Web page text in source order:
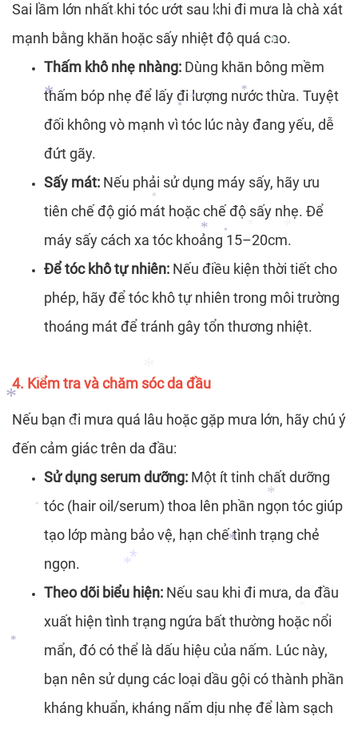
*
*
*
*
*
*
*
*
*
*
*
*
*
*
*
*
*
Sai lầm lớn nhất khi tóc ướt sau khi đi mưa là chà xát
mạnh bằng khăn hoặc sấy nhiệt độ quá cao.
Thấm khô nhẹ nhàng: Dùng khăn bông mềm
thấm bóp nhẹ để lấy đi lượng nước thừa. Tuyệt
đối không vò mạnh vì tóc lúc này đang yếu, dễ
đứt gãy.
Sấy mát: Nếu phải sử dụng máy sấy, hãy ưu
tiên chế độ gió mát hoặc chế độ sấy nhẹ. Để
máy sấy cách xa tóc khoảng 15–20cm.
Để tóc khô tự nhiên: Nếu điều kiện thời tiết cho
phép, hãy để tóc khô tự nhiên trong môi trường
thoáng mát để tránh gây tổn thương nhiệt.
4. Kiểm tra và chăm sóc da đầu
Nếu bạn đi mưa quá lâu hoặc gặp mưa lớn, hãy chú ý
đến cảm giác trên da đầu:
Sử dụng serum dưỡng: Một ít tinh chất dưỡng
tóc (hair oil/serum) thoa lên phần ngọn tóc giúp
tạo lớp màng bảo vệ, hạn chế tình trạng chẻ
ngọn.
Theo dõi biểu hiện: Nếu sau khi đi mưa, da đầu
xuất hiện tình trạng ngứa bất thường hoặc nổi
mẩn, đó có thể là dấu hiệu của nấm. Lúc này,
bạn nên sử dụng các loại dầu gội có thành phần
kháng khuẩn, kháng nấm dịu nhẹ để làm sạch